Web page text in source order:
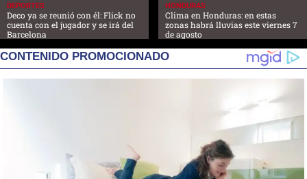
DEPORTES
Deco ya se reunió con él: Flick no
cuenta con el jugador y se irá del
Barcelona
HONDURAS
Clima en Honduras: en estas
zonas habrá lluvias este viernes 7
de agosto
CONTENIDO PROMOCIONADO